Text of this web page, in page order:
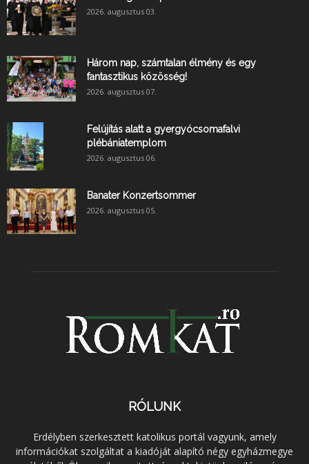
2026. augusztus 03.
Három nap, számtalan élmény és egy
fantasztikus közösség!
2026. augusztus 07.
Felújítás alatt a gyergyócsomafalvi
plébániatemplom
2026. augusztus 06.
Banater Konzertsommer
2026. augusztus 05.
RÓLUNK
Erdélyben szerkesztett katolikus portál vagyunk, amely
információkat szolgáltat a kiadóját alapító négy egyházmegye